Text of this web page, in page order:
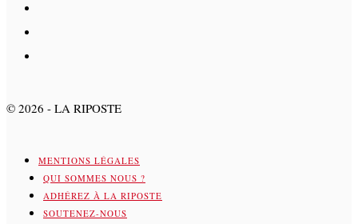
© 2026 - LA RIPOSTE
MENTIONS LÉGALES
QUI SOMMES NOUS ?
ADHÉREZ À LA RIPOSTE
SOUTENEZ-NOUS